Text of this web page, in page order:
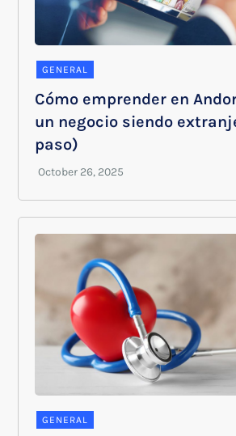
GENERAL
Cómo emprender en
un negocio siendo
paso)
GENERAL